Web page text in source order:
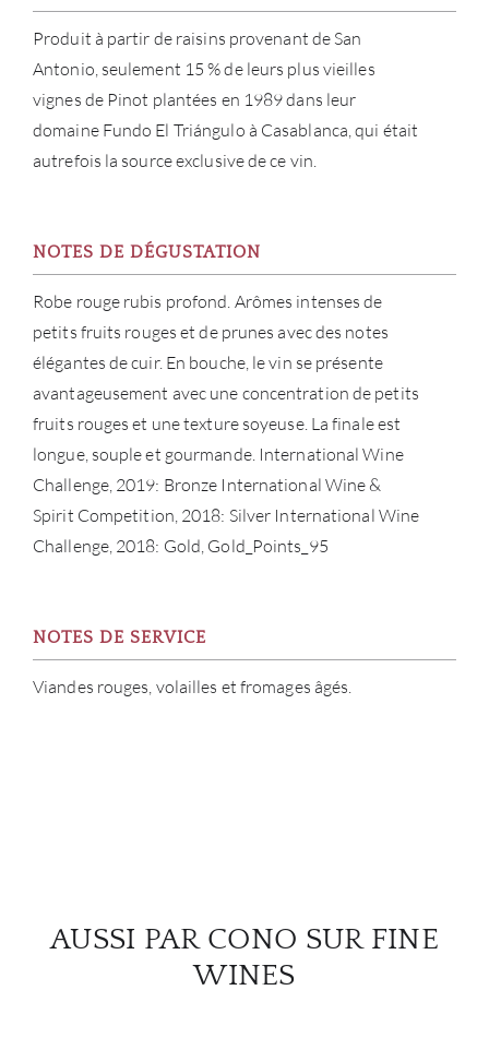
Produit à partir de raisins provenant de San
Antonio, seulement 15 % de leurs plus vieilles
vignes de Pinot plantées en 1989 dans leur
domaine Fundo El Triángulo à Casablanca, qui était
autrefois la source exclusive de ce vin.
NOTES DE DÉGUSTATION
Robe rouge rubis profond. Arômes intenses de
petits fruits rouges et de prunes avec des notes
élégantes de cuir. En bouche, le vin se présente
avantageusement avec une concentration de petits
fruits rouges et une texture soyeuse. La finale est
longue, souple et gourmande. International Wine
Challenge, 2019: Bronze International Wine &
Spirit Competition, 2018: Silver International Wine
Challenge, 2018: Gold, Gold_Points_95
NOTES DE SERVICE
Viandes rouges, volailles et fromages âgés.
AUSSI PAR CONO SUR FINE
WINES